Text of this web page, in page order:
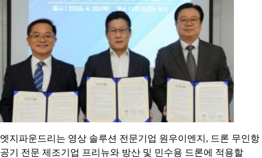
엣지파운드리는 영상 솔루션 전문기업 원우이엔지, 드론 무인항
공기 전문 제조기업 프리뉴와 방산 및 민수용 드론에 적용할